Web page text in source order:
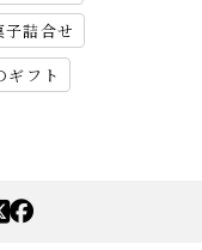
子詰合せ
ギフト